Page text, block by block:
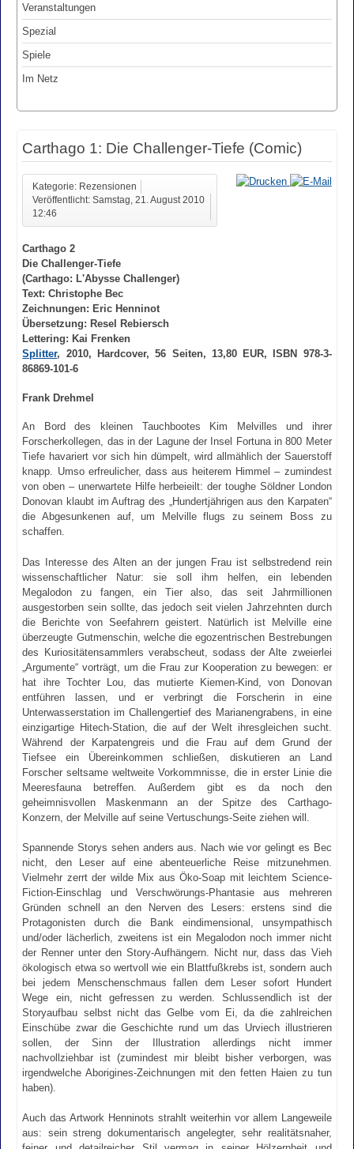
Veranstaltungen
Spezial
Spiele
Im Netz
Carthago 1: Die Challenger-Tiefe (Comic)
Kategorie: Rezensionen
Veröffentlicht: Samstag, 21. August 2010
12:46
Carthago 2
Die Challenger-Tiefe
(Carthago: L'Abysse Challenger)
Text: Christophe Bec
Zeichnungen: Eric Henninot
Übersetzung: Resel Rebiersch
Lettering: Kai Frenken
Splitter, 2010, Hardcover, 56 Seiten, 13,80 EUR, ISBN 978-3-
86869-101-6
Frank Drehmel
An Bord des kleinen Tauchbootes Kim Melvilles und ihrer
Forscherkollegen, das in der Lagune der Insel Fortuna in 800 Meter
Tiefe havariert vor sich hin dümpelt, wird allmählich der Sauerstoff
knapp. Umso erfreulicher, dass aus heiterem Himmel – zumindest
von oben – unerwartete Hilfe herbeieilt: der toughe Söldner London
Donovan klaubt im Auftrag des „Hundertjährigen aus den Karpaten“
die Abgesunkenen auf, um Melville flugs zu seinem Boss zu
schaffen.
Das Interesse des Alten an der jungen Frau ist selbstredend rein
wissenschaftlicher Natur: sie soll ihm helfen, ein lebenden
Megalodon zu fangen, ein Tier also, das seit Jahrmillionen
ausgestorben sein sollte, das jedoch seit vielen Jahrzehnten durch
die Berichte von Seefahrern geistert. Natürlich ist Melville eine
überzeugte Gutmenschin, welche die egozentrischen Bestrebungen
des Kuriositätensammlers verabscheut, sodass der Alte zweierlei
„Argumente“ vorträgt, um die Frau zur Kooperation zu bewegen: er
hat ihre Tochter Lou, das mutierte Kiemen-Kind, von Donovan
entführen lassen, und er verbringt die Forscherin in eine
Unterwasserstation im Challengertief des Marianengrabens, in eine
einzigartige Hitech-Station, die auf der Welt ihresgleichen sucht.
Während der Karpatengreis und die Frau auf dem Grund der
Tiefsee ein Übereinkommen schließen, diskutieren an Land
Forscher seltsame weltweite Vorkommnisse, die in erster Linie die
Meeresfauna betreffen. Außerdem gibt es da noch den
geheimnisvollen Maskenmann an der Spitze des Carthago-
Konzern, der Melville auf seine Vertuschungs-Seite ziehen will.
Spannende Storys sehen anders aus. Nach wie vor gelingt es Bec
nicht, den Leser auf eine abenteuerliche Reise mitzunehmen.
Vielmehr zerrt der wilde Mix aus Öko-Soap mit leichtem Science-
Fiction-Einschlag und Verschwörungs-Phantasie aus mehreren
Gründen schnell an den Nerven des Lesers: erstens sind die
Protagonisten durch die Bank eindimensional, unsympathisch
und/oder lächerlich, zweitens ist ein Megalodon noch immer nicht
der Renner unter den Story-Aufhängern. Nicht nur, dass das Vieh
ökologisch etwa so wertvoll wie ein Blattfußkrebs ist, sondern auch
bei jedem Menschenschmaus fallen dem Leser sofort Hundert
Wege ein, nicht gefressen zu werden. Schlussendlich ist der
Storyaufbau selbst nicht das Gelbe vom Ei, da die zahlreichen
Einschübe zwar die Geschichte rund um das Urviech illustrieren
sollen, der Sinn der Illustration allerdings nicht immer
nachvollziehbar ist (zumindest mir bleibt bisher verborgen, was
irgendwelche Aborigines-Zeichnungen mit den fetten Haien zu tun
haben).
Auch das Artwork Henninots strahlt weiterhin vor allem Langeweile
aus: sein streng dokumentarisch angelegter, sehr realitätsnaher,